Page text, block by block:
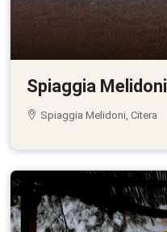
Spiaggia Melidoni
Spiaggia Melidoni, Citera